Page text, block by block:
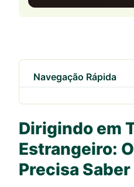
Navegação Rápida
Dirigindo em
Estrangeiro:
Precisa Saber